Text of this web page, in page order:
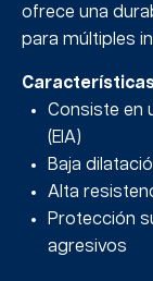
ofrece una
para múltiples
Consiste en
(EIA)
Baja
Alta
Protección
agresivos